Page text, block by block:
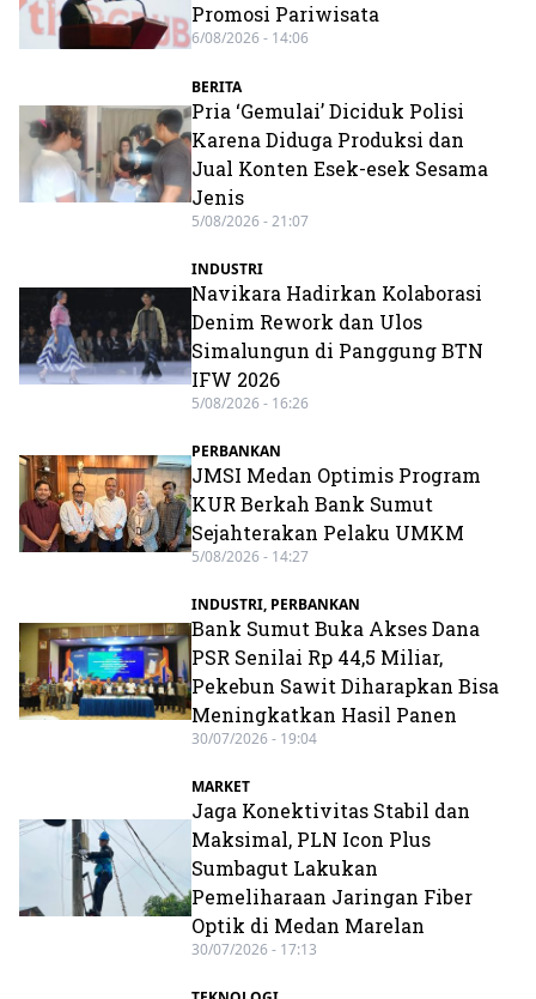
Promosi Pariwisata
6/08/2026 - 14:06
BERITA
Pria ‘Gemulai’ Diciduk Polisi
Karena Diduga Produksi dan
Jual Konten Esek-esek Sesama
Jenis
5/08/2026 - 21:07
INDUSTRI
Navikara Hadirkan Kolaborasi
Denim Rework dan Ulos
Simalungun di Panggung BTN
IFW 2026
5/08/2026 - 16:26
PERBANKAN
JMSI Medan Optimis Program
KUR Berkah Bank Sumut
Sejahterakan Pelaku UMKM
5/08/2026 - 14:27
INDUSTRI, PERBANKAN
Bank Sumut Buka Akses Dana
PSR Senilai Rp 44,5 Miliar,
Pekebun Sawit Diharapkan Bisa
Meningkatkan Hasil Panen
30/07/2026 - 19:04
MARKET
Jaga Konektivitas Stabil dan
Maksimal, PLN Icon Plus
Sumbagut Lakukan
Pemeliharaan Jaringan Fiber
Optik di Medan Marelan
30/07/2026 - 17:13